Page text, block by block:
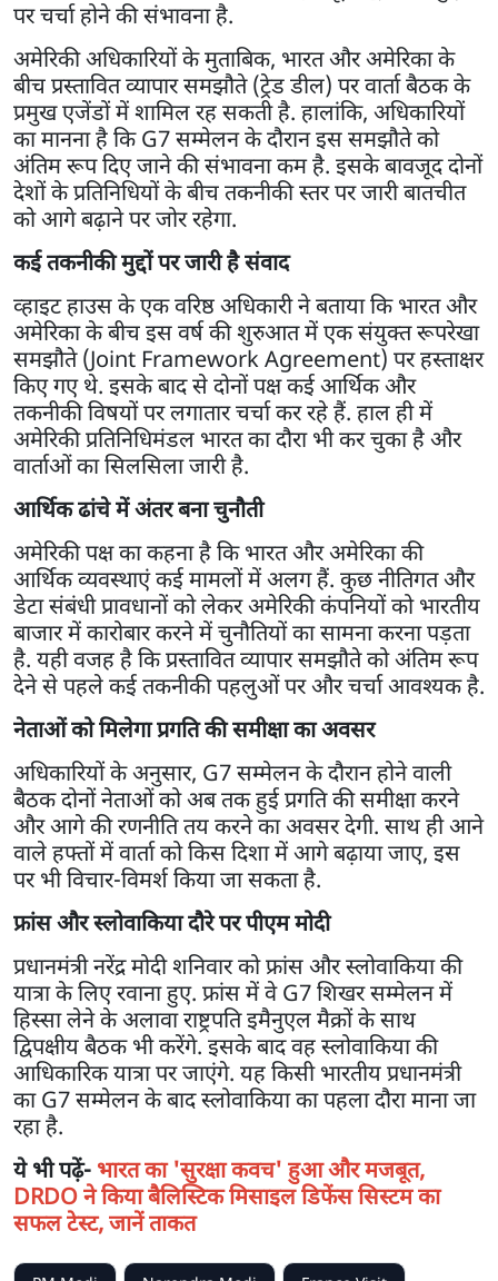
पर चर्चा होने की संभावना है.
अमेरिकी अधिकारियों के मुताबिक, भारत और अमेरिका के
बीच प्रस्तावित व्यापार समझौते (ट्रेड डील) पर वार्ता बैठक के
प्रमुख एजेंडों में शामिल रह सकती है. हालांकि, अधिकारियों
का मानना है कि G7 सम्मेलन के दौरान इस समझौते को
अंतिम रूप दिए जाने की संभावना कम है. इसके बावजूद दोनों
देशों के प्रतिनिधियों के बीच तकनीकी स्तर पर जारी बातचीत
को आगे बढ़ाने पर जोर रहेगा.
कई तकनीकी मुद्दों पर जारी है संवाद
व्हाइट हाउस के एक वरिष्ठ अधिकारी ने बताया कि भारत और
अमेरिका के बीच इस वर्ष की शुरुआत में एक संयुक्त रूपरेखा
समझौते (Joint Framework Agreement) पर हस्ताक्षर
किए गए थे. इसके बाद से दोनों पक्ष कई आर्थिक और
तकनीकी विषयों पर लगातार चर्चा कर रहे हैं. हाल ही में
अमेरिकी प्रतिनिधिमंडल भारत का दौरा भी कर चुका है और
वार्ताओं का सिलसिला जारी है.
आर्थिक ढांचे में अंतर बना चुनौती
अमेरिकी पक्ष का कहना है कि भारत और अमेरिका की
आर्थिक व्यवस्थाएं कई मामलों में अलग हैं. कुछ नीतिगत और
डेटा संबंधी प्रावधानों को लेकर अमेरिकी कंपनियों को भारतीय
बाजार में कारोबार करने में चुनौतियों का सामना करना पड़ता
है. यही वजह है कि प्रस्तावित व्यापार समझौते को अंतिम रूप
देने से पहले कई तकनीकी पहलुओं पर और चर्चा आवश्यक है.
नेताओं को मिलेगा प्रगति की समीक्षा का अवसर
अधिकारियों के अनुसार, G7 सम्मेलन के दौरान होने वाली
बैठक दोनों नेताओं को अब तक हुई प्रगति की समीक्षा करने
और आगे की रणनीति तय करने का अवसर देगी. साथ ही आने
वाले हफ्तों में वार्ता को किस दिशा में आगे बढ़ाया जाए, इस
पर भी विचार-विमर्श किया जा सकता है.
फ्रांस और स्लोवाकिया दौरे पर पीएम मोदी
प्रधानमंत्री नरेंद्र मोदी शनिवार को फ्रांस और स्लोवाकिया की
यात्रा के लिए रवाना हुए. फ्रांस में वे G7 शिखर सम्मेलन में
हिस्सा लेने के अलावा राष्ट्रपति इमैनुएल मैक्रों के साथ
द्विपक्षीय बैठक भी करेंगे. इसके बाद वह स्लोवाकिया की
आधिकारिक यात्रा पर जाएंगे. यह किसी भारतीय प्रधानमंत्री
का G7 सम्मेलन के बाद स्लोवाकिया का पहला दौरा माना जा
रहा है.
ये भी पढ़ें- भारत का 'सुरक्षा कवच' हुआ और मजबूत,
DRDO ने किया बैलिस्टिक मिसाइल डिफेंस सिस्टम का
सफल टेस्ट, जानें ताकत